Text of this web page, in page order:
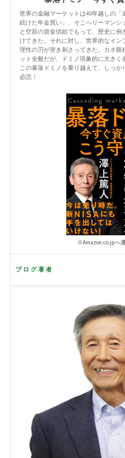
世界の金融マーケットは40年越しの「
続けた年金買い」、そこへリーマンシ
と空前の資金供給でもって、歴史に
けてきた。それに対し、世界的なイン
理性の刃が突き刺さってきた。カネ膨
ット全般だが、ドミノ現象的に大きく
この暴落ドミノを乗り越えて、しっか
必読！
※Amazon.co.jpへ
ブログ著者